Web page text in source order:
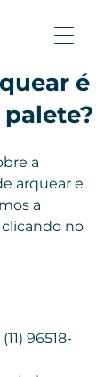
é
a
arquear e
a
no
(11) 96518-